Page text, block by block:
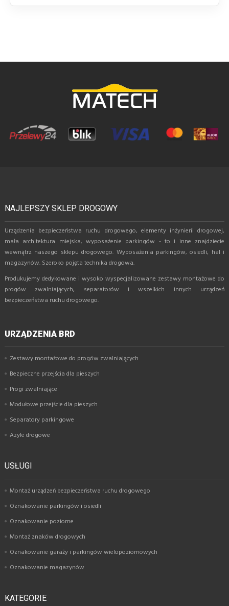
NAJLEPSZY SKLEP DROGOWY
Urządzenia bezpieczeństwa ruchu drogowego, elementy inżynierii drogowej,
mała architektura miejska, wyposażenie parkingów - to i inne znajdziecie
wewnątrz naszego sklepu drogowego. Wyposażenia parkingów, osiedli, hal i
magazynów. Szeroko pojęta technika drogowa.
Produkujemy dedykowane i wysoko wyspecjalizowane zestawy montażowe do
progów zwalniających, separatorów i wszelkich innych urządzeń
bezpieczeństwa ruchu drogowego.
URZĄDZENIA BRD
Zestawy montażowe do progów zwalniających
Bezpieczne przejścia dla pieszych
Progi zwalniające
Modułowe przejście dla pieszych
Separatory parkingowe
Azyle drogowe
USŁUGI
Montaż urządzeń bezpieczeństwa ruchu drogowego
Oznakowanie parkingów i osiedli
Oznakowanie poziome
Montaż znaków drogowych
Oznakowanie garaży i parkingów wielopoziomowych
Oznakowanie magazynów
KATEGORIE